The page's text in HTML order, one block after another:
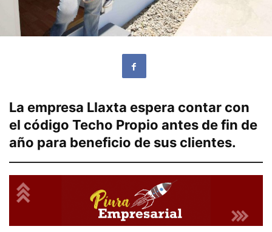
La empresa Llaxta espera contar con
el código Techo Propio antes de fin de
año para beneficio de sus clientes.